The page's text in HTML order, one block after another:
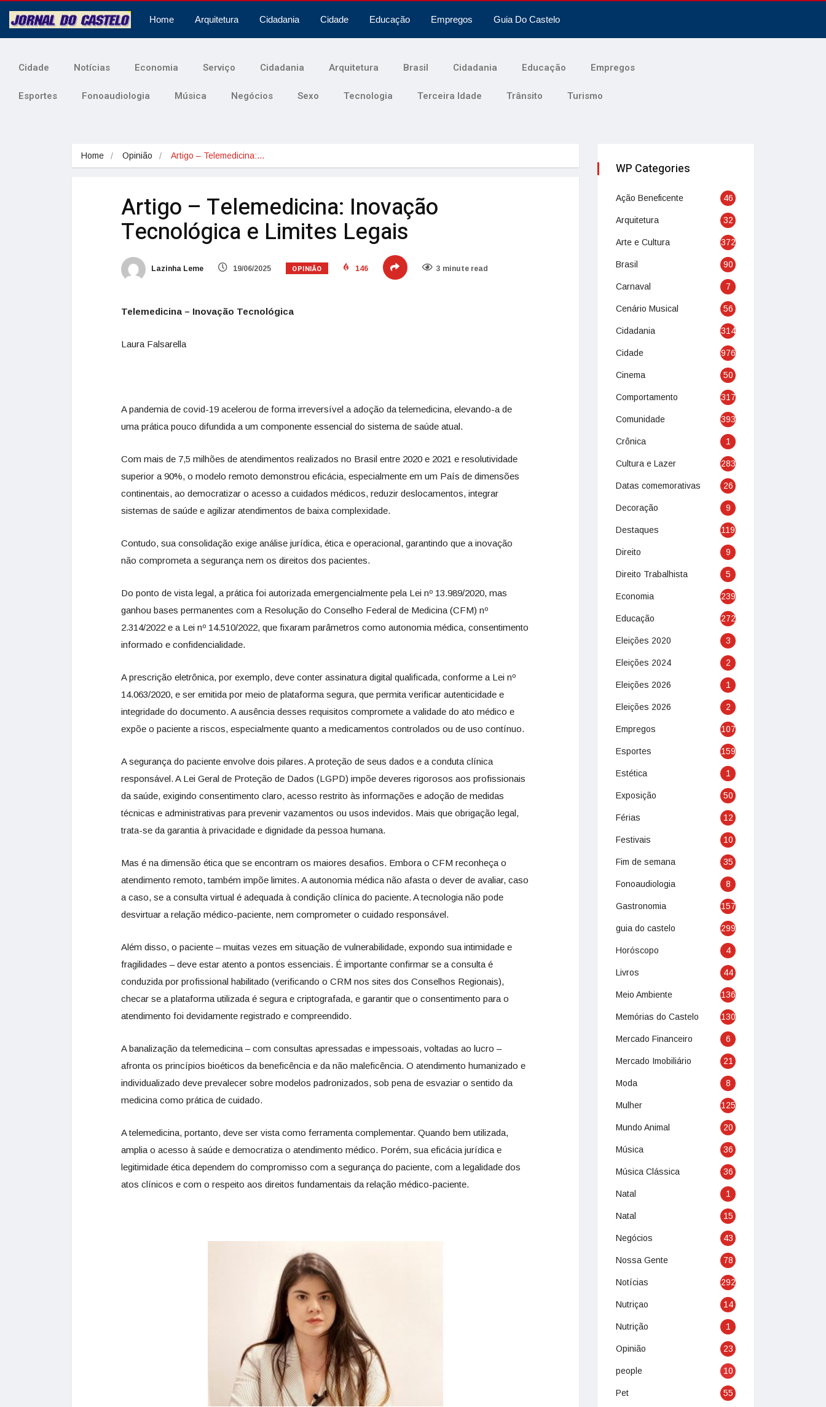
Home Arquitetura Cidadania Cidade Educação Empregos Guia Do Castelo
Cidade Notícias Economia Serviço Cidadania Arquitetura Brasil Cidadania Educação Empregos
Esportes Fonoaudiologia Música Negócios Sexo Tecnologia Terceira Idade Trânsito Turismo
Home Opinião Artigo – Telemedicina:…
Artigo – Telemedicina: Inovação
Tecnológica e Limites Legais
Lazinha Leme 19/06/2025 OPINIÃO 146 3 minute read
Telemedicina – Inovação Tecnológica
Laura Falsarella
A pandemia de covid-19 acelerou de forma irreversível a adoção da telemedicina, elevando-a de
uma prática pouco difundida a um componente essencial do sistema de saúde atual.
Com mais de 7,5 milhões de atendimentos realizados no Brasil entre 2020 e 2021 e resolutividade
superior a 90%, o modelo remoto demonstrou eficácia, especialmente em um País de dimensões
continentais, ao democratizar o acesso a cuidados médicos, reduzir deslocamentos, integrar
sistemas de saúde e agilizar atendimentos de baixa complexidade.
Contudo, sua consolidação exige análise jurídica, ética e operacional, garantindo que a inovação
não comprometa a segurança nem os direitos dos pacientes.
Do ponto de vista legal, a prática foi autorizada emergencialmente pela Lei nº 13.989/2020, mas
ganhou bases permanentes com a Resolução do Conselho Federal de Medicina (CFM) nº
2.314/2022 e a Lei nº 14.510/2022, que fixaram parâmetros como autonomia médica, consentimento
informado e confidencialidade.
A prescrição eletrônica, por exemplo, deve conter assinatura digital qualificada, conforme a Lei nº
14.063/2020, e ser emitida por meio de plataforma segura, que permita verificar autenticidade e
integridade do documento. A ausência desses requisitos compromete a validade do ato médico e
expõe o paciente a riscos, especialmente quanto a medicamentos controlados ou de uso contínuo.
A segurança do paciente envolve dois pilares. A proteção de seus dados e a conduta clínica
responsável. A Lei Geral de Proteção de Dados (LGPD) impõe deveres rigorosos aos profissionais
da saúde, exigindo consentimento claro, acesso restrito às informações e adoção de medidas
técnicas e administrativas para prevenir vazamentos ou usos indevidos. Mais que obrigação legal,
trata-se da garantia à privacidade e dignidade da pessoa humana.
Mas é na dimensão ética que se encontram os maiores desafios. Embora o CFM reconheça o
atendimento remoto, também impõe limites. A autonomia médica não afasta o dever de avaliar, caso
a caso, se a consulta virtual é adequada à condição clínica do paciente. A tecnologia não pode
desvirtuar a relação médico-paciente, nem comprometer o cuidado responsável.
Além disso, o paciente – muitas vezes em situação de vulnerabilidade, expondo sua intimidade e
fragilidades – deve estar atento a pontos essenciais. É importante confirmar se a consulta é
conduzida por profissional habilitado (verificando o CRM nos sites dos Conselhos Regionais),
checar se a plataforma utilizada é segura e criptografada, e garantir que o consentimento para o
atendimento foi devidamente registrado e compreendido.
A banalização da telemedicina – com consultas apressadas e impessoais, voltadas ao lucro –
afronta os princípios bioéticos da beneficência e da não maleficência. O atendimento humanizado e
individualizado deve prevalecer sobre modelos padronizados, sob pena de esvaziar o sentido da
medicina como prática de cuidado.
A telemedicina, portanto, deve ser vista como ferramenta complementar. Quando bem utilizada,
amplia o acesso à saúde e democratiza o atendimento médico. Porém, sua eficácia jurídica e
legitimidade ética dependem do compromisso com a segurança do paciente, com a legalidade dos
atos clínicos e com o respeito aos direitos fundamentais da relação médico-paciente.
WP Categories
Ação Beneficente 46
Arquitetura 32
Arte e Cultura 372
Brasil 90
Carnaval 7
Cenário Musical 56
Cidadania 314
Cidade 976
Cinema 50
Comportamento 317
Comunidade 393
Crônica 1
Cultura e Lazer 283
Datas comemorativas 26
Decoração 9
Destaques 119
Direito 9
Direito Trabalhista 5
Economia 239
Educação 272
Eleições 2020 3
Eleições 2024 2
Eleições 2026 1
Eleições 2026 2
Empregos 107
Esportes 159
Estética 1
Exposição 50
Férias 12
Festivais 10
Fim de semana 35
Fonoaudiologia 8
Gastronomia 157
guia do castelo 299
Horóscopo 4
Livros 44
Meio Ambiente 136
Memórias do Castelo 130
Mercado Financeiro 6
Mercado Imobiliário 21
Moda 8
Mulher 125
Mundo Animal 20
Música 36
Música Clássica 36
Natal 1
Natal 15
Negócios 43
Nossa Gente 78
Notícias 292
Nutriçao 14
Nutrição 1
Opinião 23
people 10
Pet 55